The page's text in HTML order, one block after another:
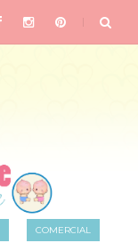
COMERCIAL